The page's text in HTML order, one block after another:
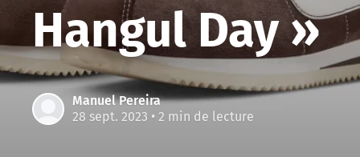
Hangul Day »
Manuel Pereira
28 sept. 2023 • 2 min de lecture